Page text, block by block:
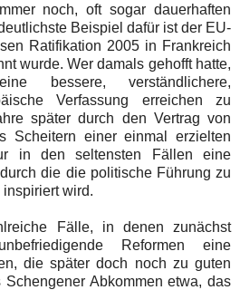
noch, oft sogar dauerhaften
Beispiel dafür ist der EU-
Ratifikation 2005 in Frankreich
wurde. Wer damals gehofft hatte,
bessere, verständlichere,
Verfassung erreichen zu
später durch den Vertrag von
Scheitern einer einmal erzielten
in den seltensten Fällen eine
die die politische Führung zu
wird.
Fälle, in denen zunächst
Reformen eine
die später doch noch zu guten
Schengener Abkommen etwa, das